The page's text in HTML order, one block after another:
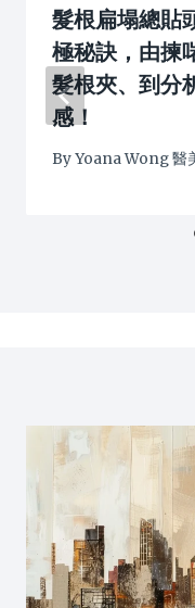
髮根扁塌總貼
極秘訣，由揀
髮根夾、到分
感！
ByYoana Wong 醫